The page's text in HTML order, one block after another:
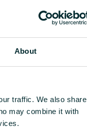
About
traffic. We also share
may combine it with